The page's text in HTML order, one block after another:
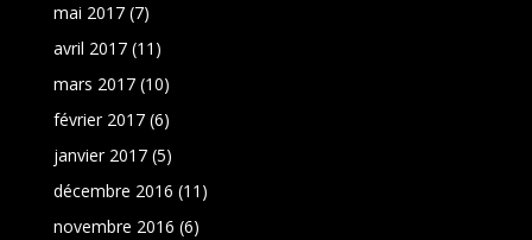
mai 2017(7)
avril 2017(11)
mars 2017(10)
février 2017(6)
janvier 2017(5)
décembre 2016 (11)
novembre 2016 (6)